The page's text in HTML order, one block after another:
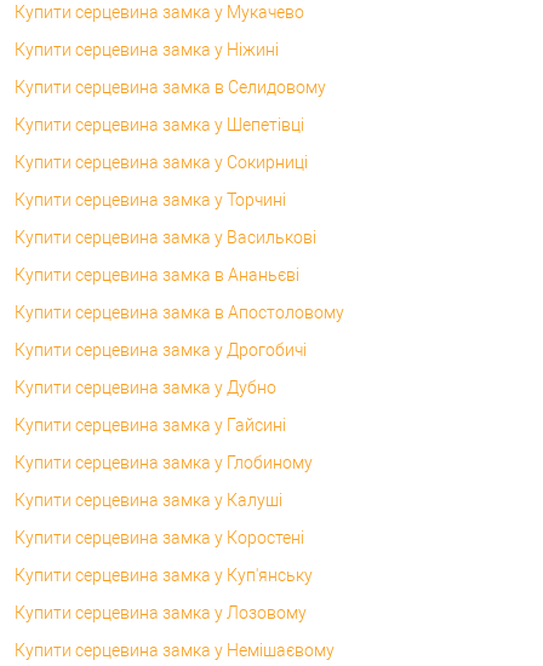
Купити серцевина замка у Мукачево
Купити серцевина замка у Ніжині
Купити серцевина замка в Селидовому
Купити серцевина замка у Шепетівці
Купити серцевина замка у Сокирниці
Купити серцевина замка у Торчині
Купити серцевина замка у Василькові
Купити серцевина замка в Ананьєві
Купити серцевина замка в Апостоловому
Купити серцевина замка у Дрогобичі
Купити серцевина замка у Дубно
Купити серцевина замка у Гайсині
Купити серцевина замка у Глобиному
Купити серцевина замка у Калуші
Купити серцевина замка у Коростені
Купити серцевина замка у Куп'янську
Купити серцевина замка у Лозовому
Купити серцевина замка у Немішаєвому